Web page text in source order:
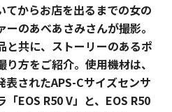
てからお店を出るまでの女の
のあべあさみさんが撮影。
と共に、ストーリーのあるポ
方をご紹介。使用機材は、
されたAPS-Cサイズセンサ
EOS R50 V」と、EOS R50